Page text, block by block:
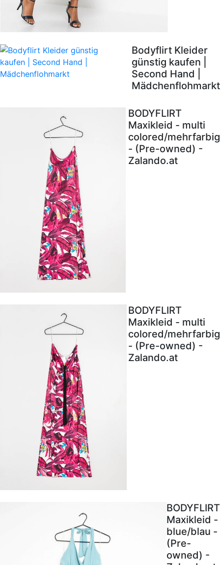
Bodyflirt Kleider
günstig kaufen |
Second Hand |
Mädchenflohmarkt
BODYFLIRT
Maxikleid - multi
colored/mehrfarbig
- (Pre-owned) -
Zalando.at
BODYFLIRT
Maxikleid - multi
colored/mehrfarbig
- (Pre-owned) -
Zalando.at
BODYFLIRT
Maxikleid -
blue/blau -
(Pre-
owned) -